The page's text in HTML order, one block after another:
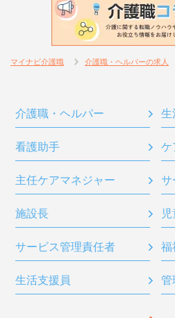
マイナビ介護職 介護職・ヘルパーの求人
介護職・ヘルパー 生
看護助手 ケ
主任ケアマネジャー サ
施設長
サービス管理責任者 福
生活支援員 管